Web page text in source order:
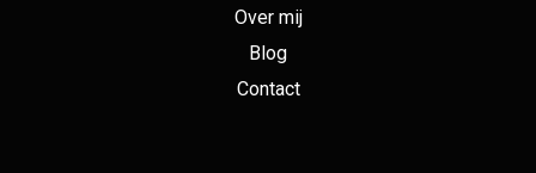
Over mij
Blog
Contact